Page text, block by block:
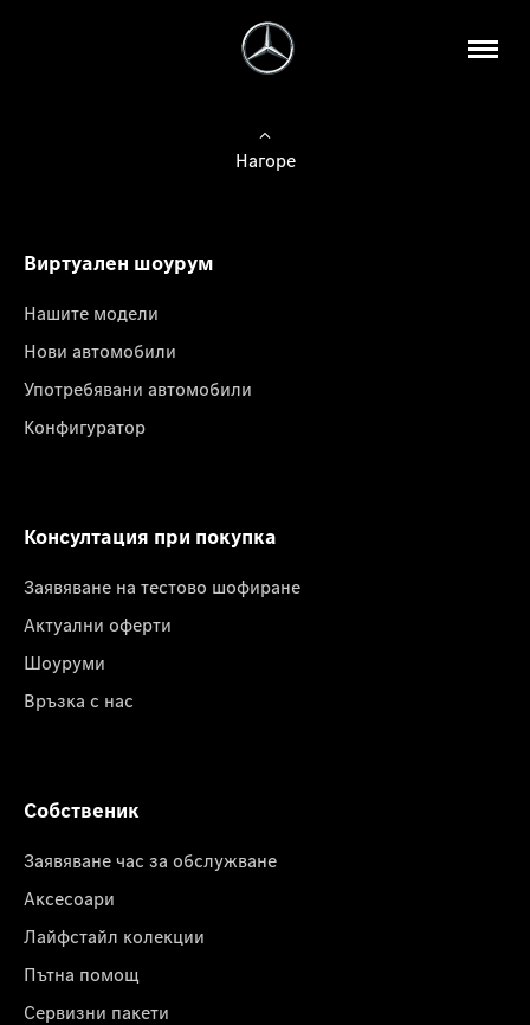
Нагоре
Виртуален шоурум
Нашите модели
Нови автомобили
Употребявани автомобили
Конфигуратор
Консултация при покупка
Заявяване на тестово шофиране
Актуални оферти
Шоуруми
Връзка с нас
Собственик
Заявяване час за обслужване
Аксесоари
Лайфстайл колекции
Пътна помощ
Сервизни пакети